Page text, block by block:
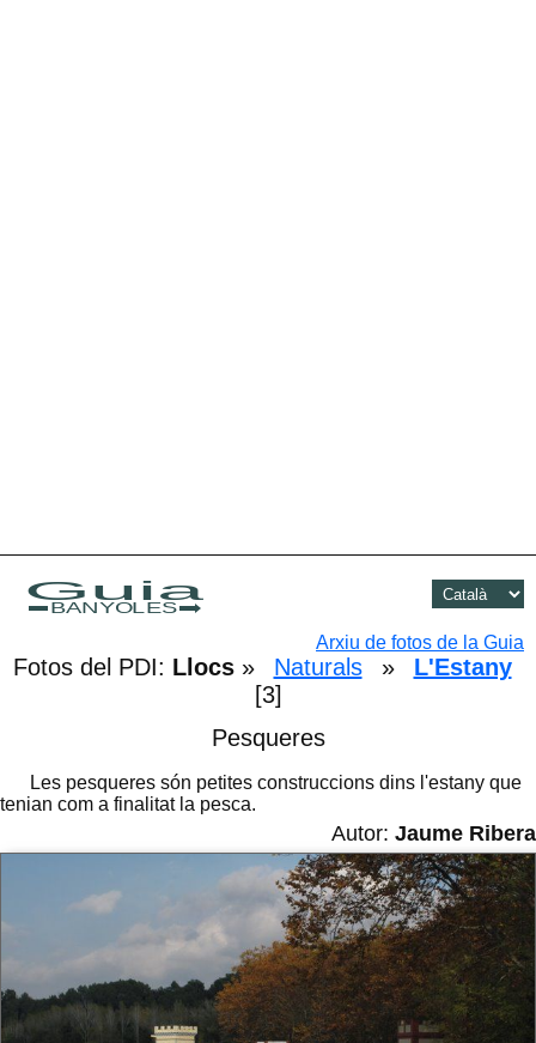
Guia
BANYOLES
Arxiu de fotos de la Guia
Fotos del PDI: Llocs» Naturals »
L'Estany
[3]
Pesqueres
Les pesqueres són petites construccions dins l'estany que
tenian com a finalitat la pesca.
Autor: Jaume Ribera